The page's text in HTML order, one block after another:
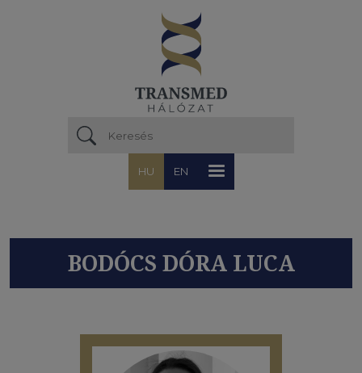
HU EN
BODÓCS DÓRA LUCA